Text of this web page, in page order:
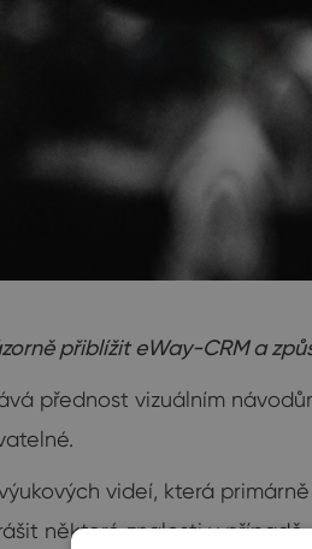
přiblížit eWay-CRM a
přednost vizuálním
videí, která
některé znalosti v